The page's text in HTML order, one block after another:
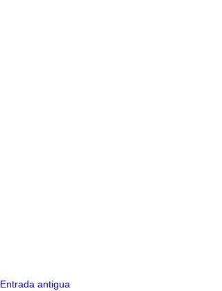
Entrada antigua